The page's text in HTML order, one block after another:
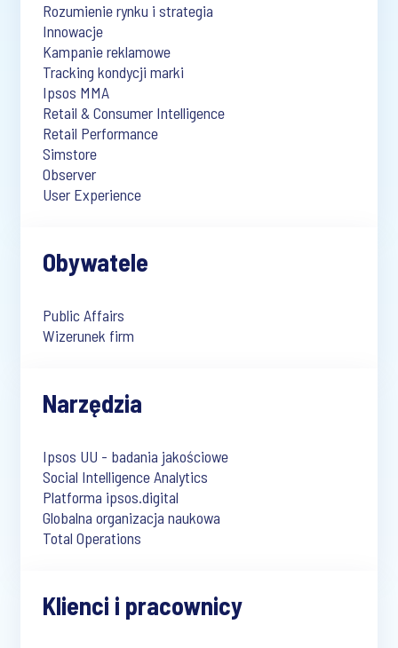
Rozumienie rynku i strategia
Innowacje
Kampanie reklamowe
Tracking kondycji marki
Ipsos MMA
Retail & Consumer Intelligence
Retail Performance
Simstore
Observer
User Experience
Obywatele
Public Affairs
Wizerunek firm
Narzędzia
Ipsos UU - badania jakościowe
Social Intelligence Analytics
Platforma ipsos.digital
Globalna organizacja naukowa
Total Operations
Klienci i pracownicy